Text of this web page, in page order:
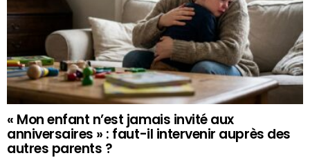
« Mon enfant n’est jamais invité aux
anniversaires » : faut-il intervenir auprès des
autres parents ?